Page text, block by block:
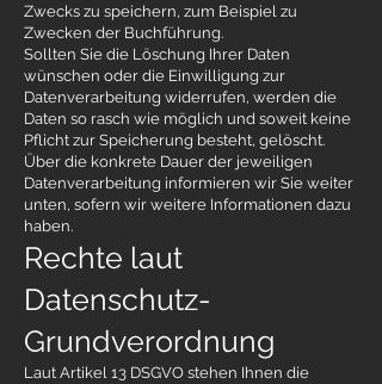
Zwecks zu speichern, zum Beispiel zu
Zwecken der Buchführung.
Sollten Sie die Löschung Ihrer Daten
wünschen oder die Einwilligung zur
Datenverarbeitung widerrufen, werden die
Daten so rasch wie möglich und soweit keine
Pflicht zur Speicherung besteht, gelöscht.
Über die konkrete Dauer der jeweiligen
Datenverarbeitung informieren wir Sie weiter
unten, sofern wir weitere Informationen dazu
haben.
Rechte laut
Datenschutz-
Grundverordnung
Laut Artikel 13 DSGVO stehen Ihnen die